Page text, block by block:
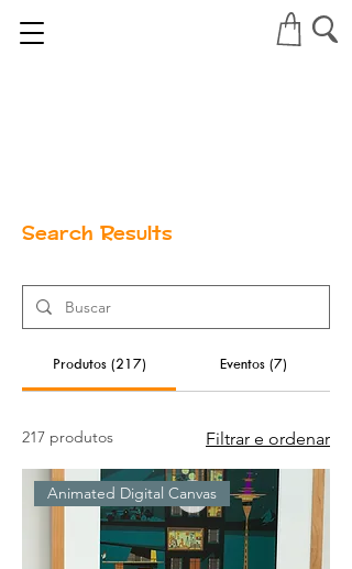
Search Results
Produtos (217) Eventos (7)
217 produtos Filtrar e ordenar
Animated Digital Canvas